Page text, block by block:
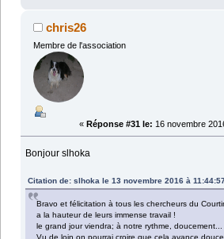
chris26
Membre de l'association
« Réponse #31 le: 16 novembre
Bonjour slhoka
Citation de: slhoka le 13 novembre 2016 à
Bravo et félicitation à tous les chercheurs du
a la hauteur de leurs immense travail !
le grand jour viendra; à notre rythme, doucement...
Vu de loin on pourrai croire que cela avance